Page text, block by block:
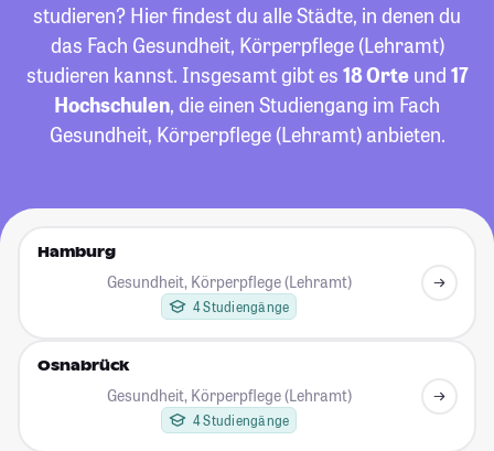
studieren? Hier findest du alle Städte, in denen du
das Fach Gesundheit, Körperpflege (Lehramt)
studieren kannst. Insgesamt gibt es 18 Orteund 17
Hochschulen, die einen Studiengang im Fach
Gesundheit, Körperpflege (Lehramt) anbieten.
Hamburg
Gesundheit, Körperpflege (Lehramt)
4 Studiengänge
Osnabrück
Gesundheit, Körperpflege (Lehramt)
4 Studiengänge